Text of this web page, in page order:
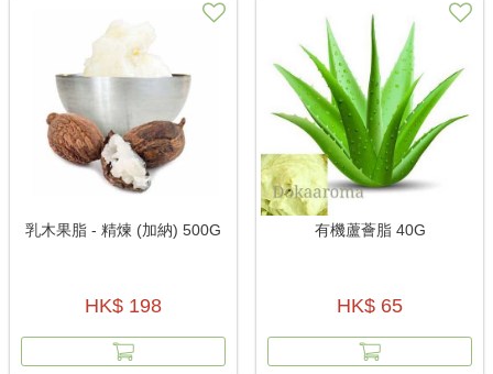
乳木果脂 - 精煉 (加納) 500G
HK$ 198
有機蘆薈脂 40G
HK$ 65